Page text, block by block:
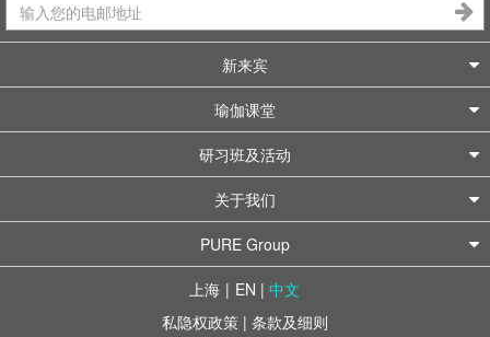
新来宾
瑜伽课堂
研习班及活动
关于我们
PURE Group
上海 | EN | 中文
私隐权政策 | 条款及细则